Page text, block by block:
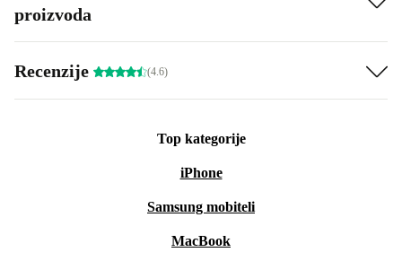
proizvoda
Recenzije (4.6)
Top kategorije
iPhone
Samsung mobiteli
MacBook